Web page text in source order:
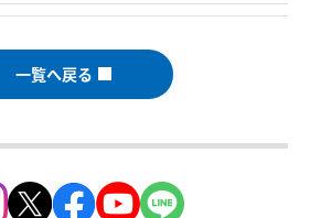
一覧へ戻る